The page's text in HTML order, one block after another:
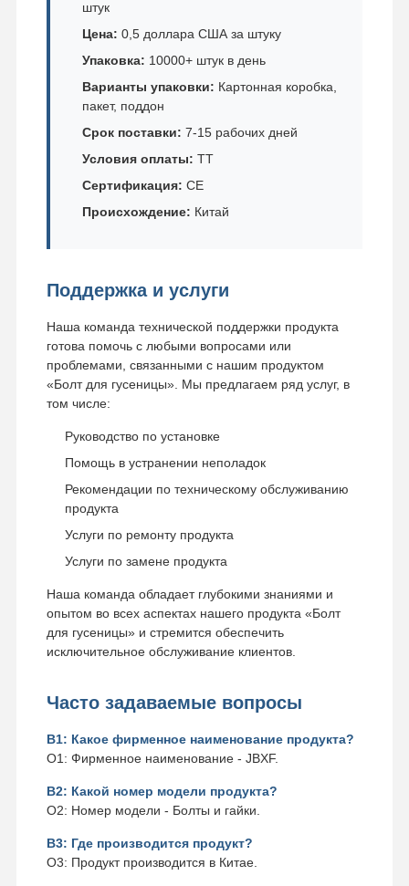
штук
Цена: 0,5 доллара США за штуку
Упаковка: 10000+ штук в день
Варианты упаковки: Картонная коробка,
пакет, поддон
Срок поставки: 7-15 рабочих дней
Условия оплаты: TT
Сертификация: CE
Происхождение: Китай
Поддержка и услуги
Наша команда технической поддержки продукта
готова помочь с любыми вопросами или
проблемами, связанными с нашим продуктом
«Болт для гусеницы». Мы предлагаем ряд услуг, в
том числе:
Руководство по установке
Помощь в устранении неполадок
Рекомендации по техническому обслуживанию
продукта
Услуги по ремонту продукта
Услуги по замене продукта
Наша команда обладает глубокими знаниями и
опытом во всех аспектах нашего продукта «Болт
для гусеницы» и стремится обеспечить
исключительное обслуживание клиентов.
Часто задаваемые вопросы
В1: Какое фирменное наименование продукта?
О1: Фирменное наименование - JBXF.
В2: Какой номер модели продукта?
О2: Номер модели - Болты и гайки.
В3: Где производится продукт?
О3: Продукт производится в Китае.